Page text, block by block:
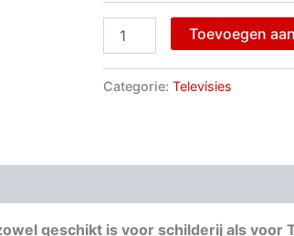
Toevoegen
Categorie: Televisies
geschikt is voor schilderij als voor